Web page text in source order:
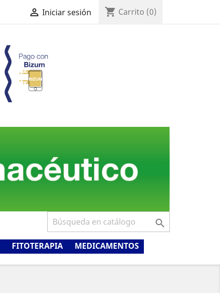
 Iniciar sesión shopping_cart Carrito (0)

FITOTERAPIA MEDICAMENTOS